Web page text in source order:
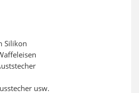
Silikon
usw.